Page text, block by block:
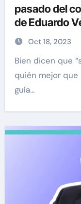
pasado del
de Eduardo
lo que en
Oct 18, 2023
Bien dicen que “se predica con el ejemplo” y
quién mejor que
guía…